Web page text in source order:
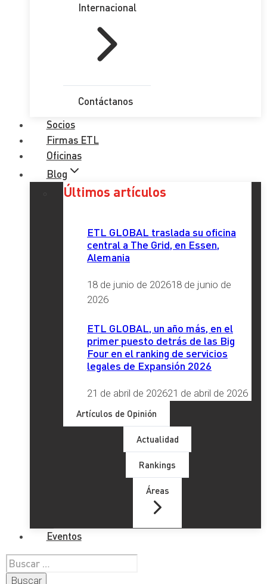
Internacional
Contáctanos
Socios
Firmas ETL
Oficinas
Blog
Últimos artículos
ETL GLOBAL traslada su oficina
central a The Grid, en Essen,
Alemania
18 de junio de 202618 de junio de
2026
ETL GLOBAL, un año más, en el
primer puesto detrás de las Big
Four en el ranking de servicios
legales de Expansión 2026
21 de abril de 202621 de abril de 2026
Artículos de Opinión
Actualidad
Rankings
Áreas
Eventos
Buscar: